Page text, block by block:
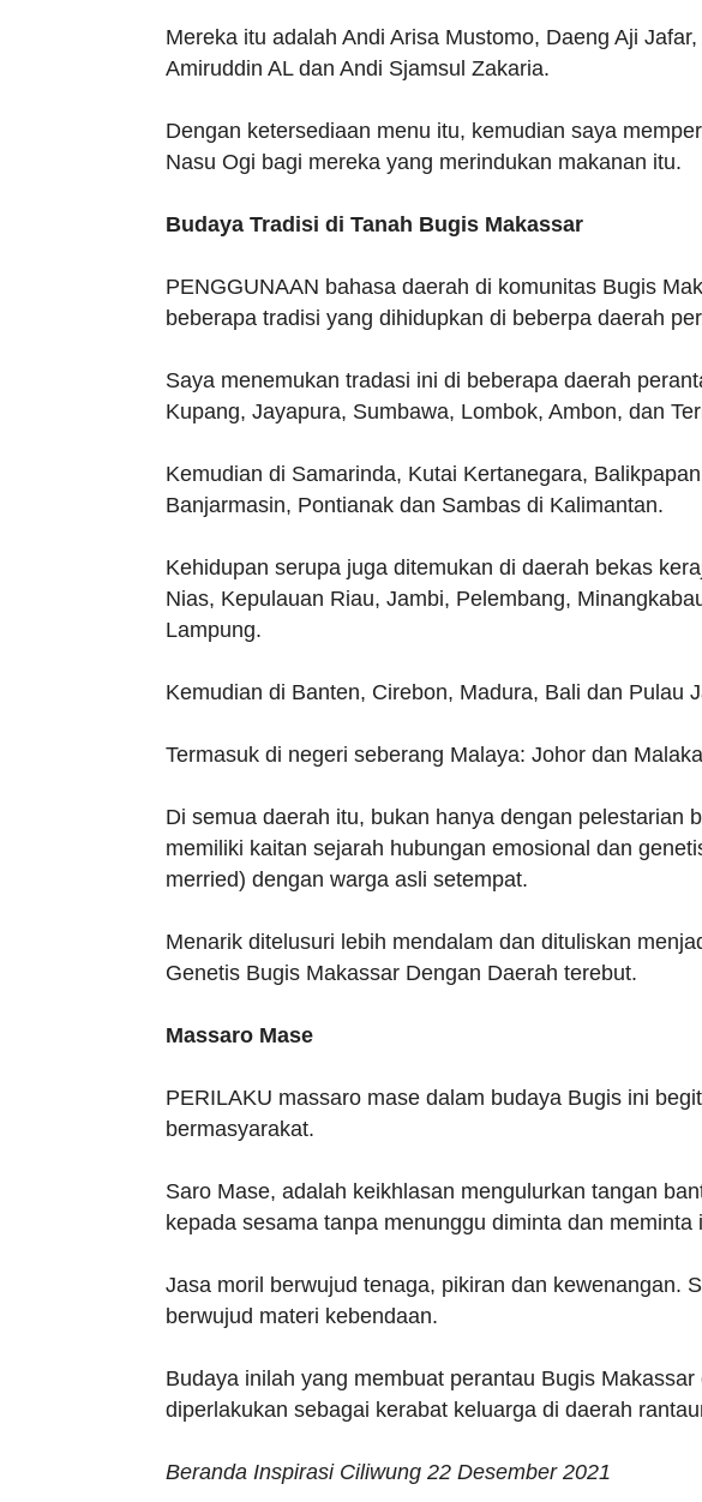
Mereka itu adalah Andi Arisa Mustomo, Daeng Aji
Amiruddin AL dan Andi Sjamsul Zakaria.
Dengan ketersediaan menu itu, kemudian saya
Nasu Ogi bagi mereka yang merindukan makanan itu.
Budaya Tradisi di Tanah Bugis Makassar
PENGGUNAAN bahasa daerah di komunitas Bugis
beberapa tradisi yang dihidupkan di beberpa daerah
Saya menemukan tradasi ini di beberapa daerah
Kupang, Jayapura, Sumbawa, Lombok, Ambon, dan
Kemudian di Samarinda, Kutai Kertanegara,
Banjarmasin, Pontianak dan Sambas di Kalimantan.
Kehidupan serupa juga ditemukan di daerah bekas
Nias, Kepulauan Riau, Jambi, Pelembang,
Lampung.
Kemudian di Banten, Cirebon, Madura, Bali dan Pulau
Termasuk di negeri seberang Malaya: Johor dan
Di semua daerah itu, bukan hanya dengan pelestarian
memiliki kaitan sejarah hubungan emosional dan
merried) dengan warga asli setempat.
Menarik ditelusuri lebih mendalam dan dituliskan
Genetis Bugis Makassar Dengan Daerah terebut.
Massaro Mase
PERILAKU massaro mase dalam budaya Bugis ini
bermasyarakat.
Saro Mase, adalah keikhlasan mengulurkan tangan
kepada sesama tanpa menunggu diminta dan meminta
Jasa moril berwujud tenaga, pikiran dan kewenangan.
berwujud materi kebendaan.
Budaya inilah yang membuat perantau Bugis
diperlakukan sebagai kerabat keluarga di daerah
Beranda Inspirasi Ciliwung 22 Desember 2021